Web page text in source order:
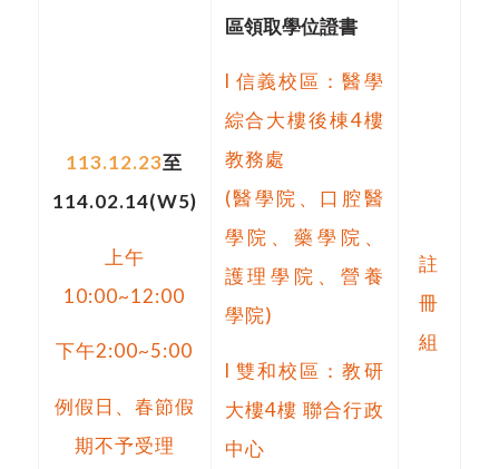
113.12.23至
114.02.14(W5)
上午
10:00~12:00
下午2:00~5:00
例假日、春節假
期不予受理
區領取學位證書
l 信義校區：醫學
綜合大樓後棟4樓
教務處
(醫學院、口腔醫
學院、藥學院、
護理學院、營養
學院)
l 雙和校區：教研
大樓4樓 聯合行政
中心
註
冊
組